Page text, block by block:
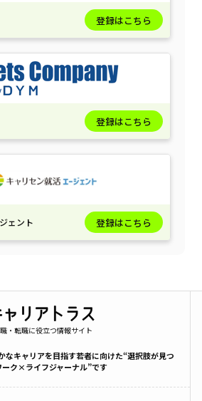
登録はこちら
登録はこちら
ェント 登録はこちら
・転職に役立つ情報サイト
なキャリアを目指す若者に向けた“選択肢が見つ
ーク×ライフジャーナル”です